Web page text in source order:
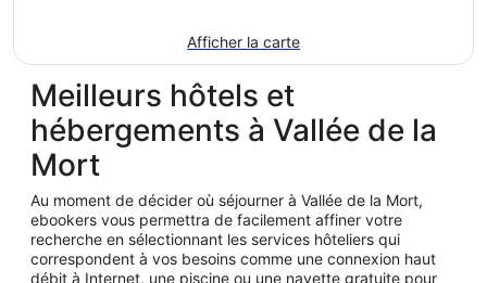
Afficher la carte
Meilleurs hôtels et
hébergements à Vallée de la
Mort
Au moment de décider où séjourner à Vallée de la Mort,
ebookers vous permettra de facilement affiner votre
recherche en sélectionnant les services hôteliers qui
correspondent à vos besoins comme une connexion haut
débit à Internet, une piscine ou une navette gratuite pour